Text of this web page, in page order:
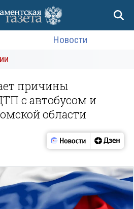
Новости
причины
с автобусом и
области